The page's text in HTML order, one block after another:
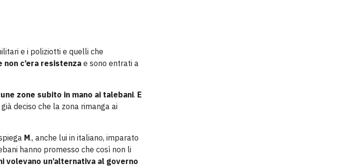
e i poliziotti e quelli che
non c’era resistenza e sono entrati a
zone subito in mano ai talebani. E
deciso che la zona rimanga ai
M., anche lui in italiano, imparato
hanno promesso che così non li
volevano un’alternativa al governo